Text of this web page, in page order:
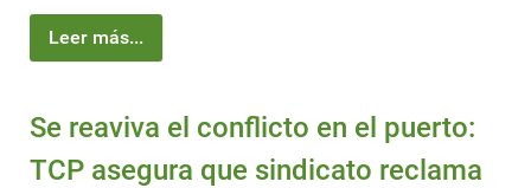
Leer más...
Se reaviva el conflicto en el puerto:
TCP asegura que sindicato reclama